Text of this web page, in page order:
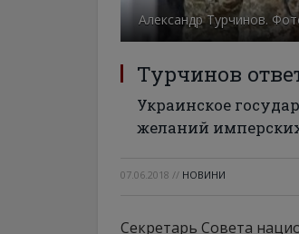
Александр Турчинов.
Турчинов
Украинское
желаний
07.06.2018 // НОВИНИ
Секретарь Совета